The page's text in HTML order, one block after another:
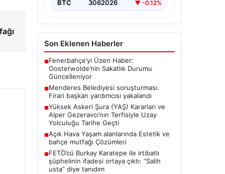
BTC 3062026 ▼ -0.12%
Son Eklenen Haberler
■Fenerbahçe’yi Üzen Haber:
Oosterwolde’nin Sakatlık Durumu
Güncelleniyor
■Menderes Belediyesi soruşturması.
Firari başkan yardımcısı yakalandı
■Yüksek Askeri Şura (YAŞ) Kararları ve
Alper Gezeravcı’nın Terfisiyle Uzay
Yolculuğu Tarihe Geçti
■Açık Hava Yaşam alanlarında Estetik ve
bahçe mutfağı Çözümleri
■FETÖ’cü Burkay Karatepe ile irtibatlı
şüphelinin ifadesi ortaya çıktı: “Salih
usta” diye tanıdım